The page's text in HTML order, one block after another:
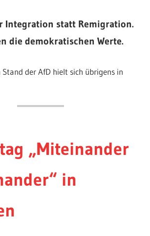
Integration statt Remigration.
die demokratischen Werte.
Stand der AfD hielt sich übrigens in
„Miteinander
in